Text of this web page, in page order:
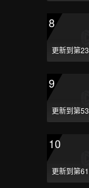
8
更新到第
9
更新到第
10
更新到第